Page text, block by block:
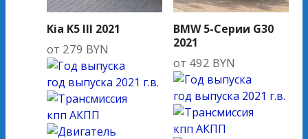
Kia K5 III 2021
от 279 BYN
год выпуска 2021 г.в.
кпп АКПП
BMW 5-Серии G30
2021
от 492 BYN
год выпуска 2021 г.в.
кпп АКПП